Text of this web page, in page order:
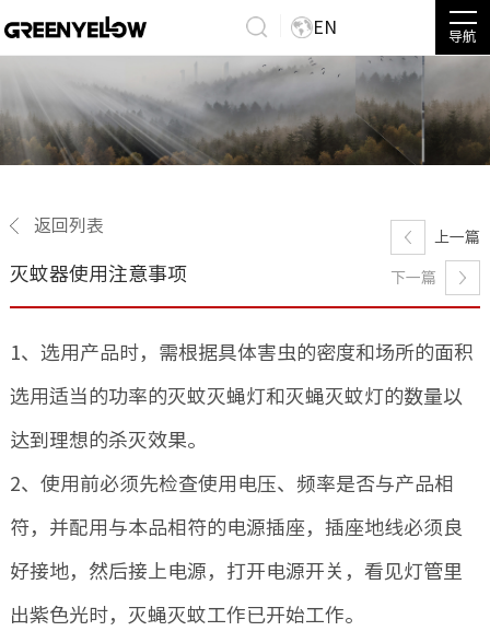
EN
导航
返回列表
灭蚊器使用注意事项
上一篇
下一篇
1、选用产品时，需根据具体害虫的密度和场所的面积
选用适当的功率的灭蚊灭蝇灯和灭蝇灭蚊灯的数量以
达到理想的杀灭效果。
2、使用前必须先检查使用电压、频率是否与产品相
符，并配用与本品相符的电源插座，插座地线必须良
好接地，然后接上电源，打开电源开关，看见灯管里
出紫色光时，灭蝇灭蚊工作已开始工作。